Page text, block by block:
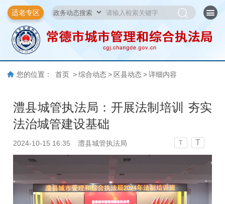
适老专区
您的位置： 首页 > 综合动态 > 区县动态 > 详细内容
澧县城管执法局：开展法制培训 夯实
法治城管建设基础
2024-10-15 16:35 澧县城管执法局 T T